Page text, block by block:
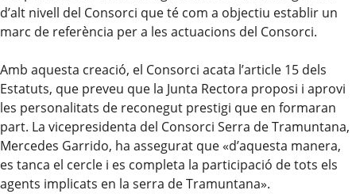
d’alt nivell del Consorci que té com a objectiu establir un
marc de referència per a les actuacions del Consorci.
Amb aquesta creació, el Consorci acata l’article 15 dels
Estatuts, que preveu que la Junta Rectora proposi i aprovi
les personalitats de reconegut prestigi que en formaran
part. La vicepresidenta del Consorci Serra de Tramuntana,
Mercedes Garrido, ha assegurat que «d’aquesta manera,
es tanca el cercle i es completa la participació de tots els
agents implicats en la serra de Tramuntana».